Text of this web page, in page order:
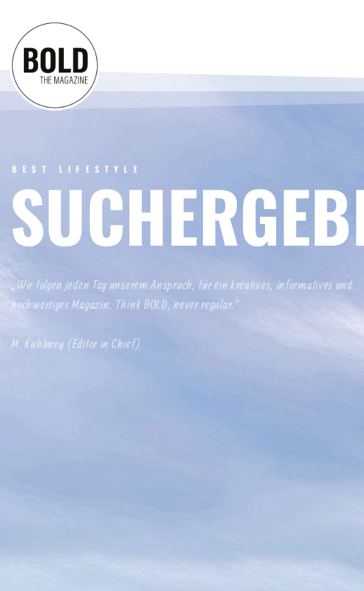
BEST LIFESTYLE
„Wir folgen jeden Tag unserem Anspruch, für ein kreatives, informatives und
hochwertiges Magazin. Think BOLD, never regular.“
M. Kuhlmey (Editor in Chief)